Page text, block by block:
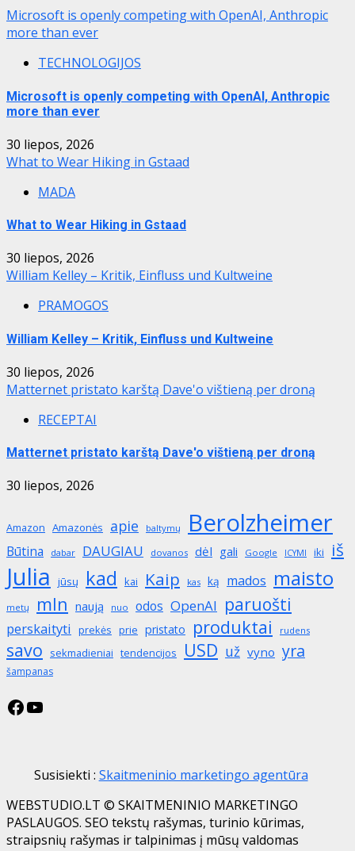
Microsoft is openly competing with OpenAI, Anthropic
more than ever
TECHNOLOGIJOS
Microsoft is openly competing with OpenAI, Anthropic
more than ever
30 liepos, 2026
What to Wear Hiking in Gstaad
MADA
What to Wear Hiking in Gstaad
30 liepos, 2026
William Kelley – Kritik, Einfluss und Kultweine
PRAMOGOS
William Kelley – Kritik, Einfluss und Kultweine
30 liepos, 2026
Matternet pristato karštą Dave'o vištieną per droną
RECEPTAI
Matternet pristato karštą Dave'o vištieną per droną
30 liepos, 2026
Amazon Amazonės apie baltymų Berolzheimer
Būtina dabar DAUGIAU dovanos dėl gali Google ICYMI iki iš
Julia jūsų kad kai Kaip kas ką mados maisto
metų mln naują nuo odos OpenAI paruošti
perskaityti prekės prie pristato produktai rudens
savo sekmadieniai tendencijos USD už vyno yra
šampanas
Facebook
YouTube
Susisiekti : Skaitmeninio marketingo agentūra
WEBSTUDIO.LT © SKAITMENINIO MARKETINGO
PASLAUGOS. SEO tekstų rašymas, turinio kūrimas,
straipsnių rašymas ir talpinimas į mūsų valdomas